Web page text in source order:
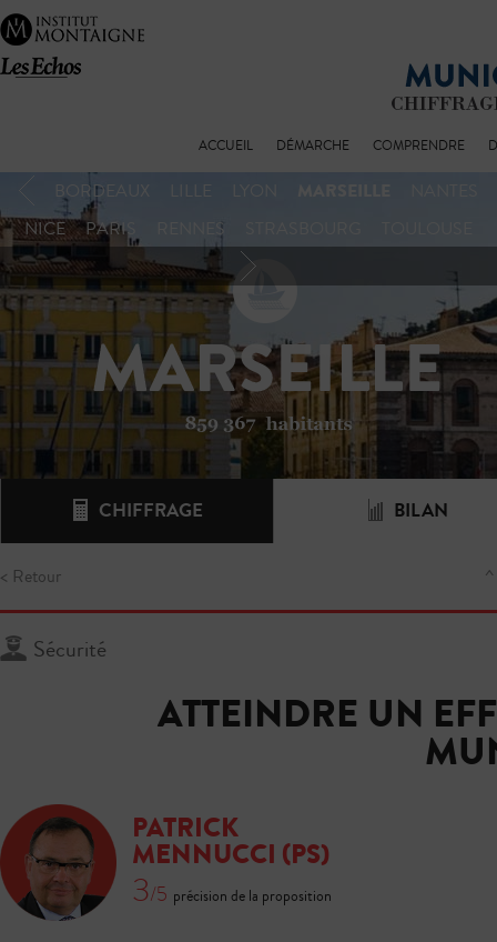
ACCUEIL DÉMARCHE COMPRENDRE
BORDEAUX LILLE
NICE
PARIS RENNES
CHIFFRAGE BILAN
< Retour
Sécurité
ATTEINDRE UN
PATRICK
MENNUCCI (PS)
3/5 précision de la proposition